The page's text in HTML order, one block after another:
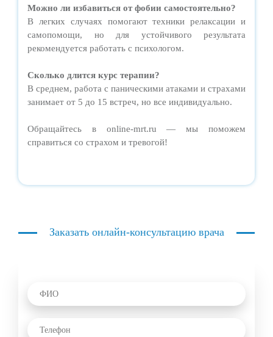
Можно ли избавиться от фобии самостоятельно?
В легких случаях помогают техники релаксации и
самопомощи, но для устойчивого результата
рекомендуется работать с психологом.
Сколько длится курс терапии?
В среднем, работа с паническими атаками и страхами
занимает от 5 до 15 встреч, но все индивидуально.
Обращайтесь в online-mrt.ru — мы поможем
справиться со страхом и тревогой!
Заказать онлайн-консультацию врача